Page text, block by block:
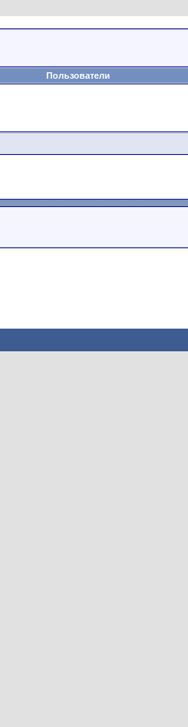
Пользователи